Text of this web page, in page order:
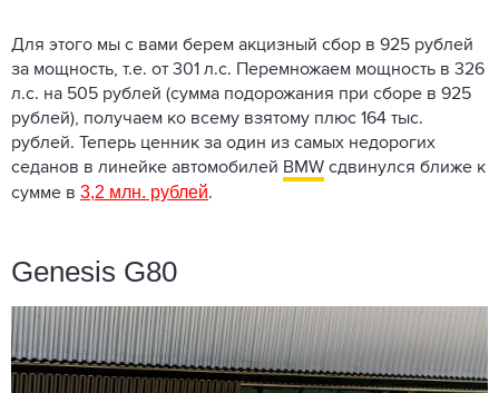
Для этого мы с вами берем акцизный сбор в 925 рублей
за мощность, т.е. от 301 л.с. Перемножаем мощность в 326
л.с. на 505 рублей (сумма подорожания при сборе в 925
рублей), получаем ко всему взятому плюс 164 тыс.
рублей. Теперь ценник за один из самых недорогих
седанов в линейке автомобилей BMW сдвинулся ближе к
сумме в 3,2 млн. рублей.
Genesis G80